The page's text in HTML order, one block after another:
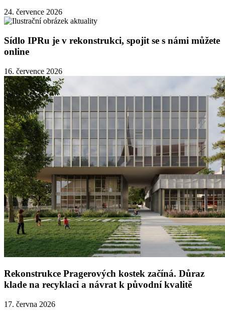
24. července 2026
Sídlo IPRu je v rekonstrukci, spojit se s námi můžete
online
16. července 2026
Rekonstrukce Pragerových kostek začíná. Důraz
klade na recyklaci a návrat k původní kvalitě
17. června 2026